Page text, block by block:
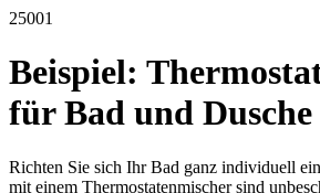
25001
Beispiel:
für Bad und Dusche
Richten Sie sich Ihr Bad ganz individuell
mit einem Thermostatenmischer sind